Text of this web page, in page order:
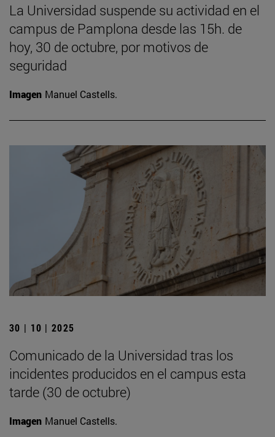
La Universidad suspende su actividad en el
campus de Pamplona desde las 15h. de
hoy, 30 de octubre, por motivos de
seguridad
Imagen Manuel Castells.
30 | 10 | 2025
Comunicado de la Universidad tras los
incidentes producidos en el campus esta
tarde (30 de octubre)
Imagen Manuel Castells.